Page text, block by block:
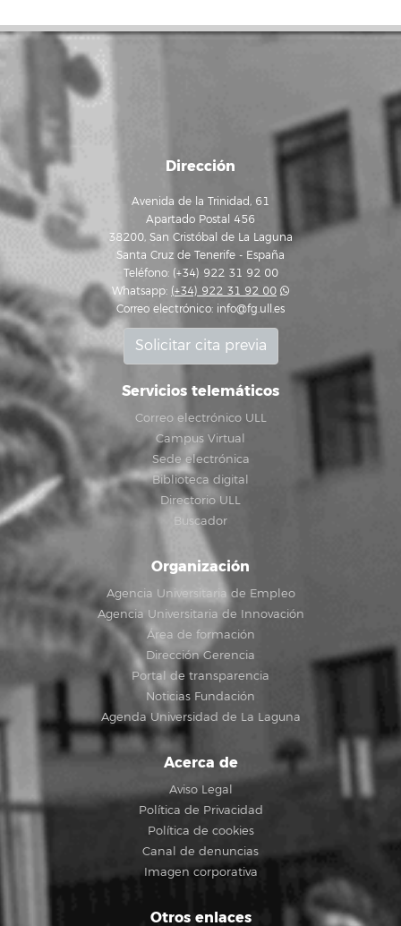
Dirección
Avenida de la Trinidad, 61
Apartado Postal 456
38200, San Cristóbal de La Laguna
Santa Cruz de Tenerife - España
Teléfono: (+34) 922 31 92 00
Whatsapp: (+34) 922 31 92 00
Correo electrónico: info@fg.ull.es
Solicitar cita previa
Servicios telemáticos
Correo electrónico ULL
Campus Virtual
Sede electrónica
Biblioteca digital
Directorio ULL
Buscador
Organización
Agencia Universitaria de Empleo
Agencia Universitaria de Innovación
Área de formación
Dirección Gerencia
Portal de transparencia
Noticias Fundación
Agenda Universidad de La Laguna
Acerca de
Aviso Legal
Política de Privacidad
Política de cookies
Canal de denuncias
Imagen corporativa
Otros enlaces